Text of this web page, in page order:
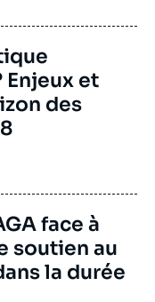
et
des
face à
soutien au
la durée